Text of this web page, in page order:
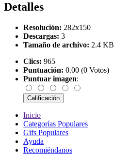
Detalles
Resolución: 282x150
Descargas: 3
Tamaño de archivo: 2.4 KB
Clics: 965
Puntuación: 0.00 (0 Votos)
Puntuar imagen:
Inicio
Categorías Populares
Gifs Populares
Ayuda
Recomiéndanos